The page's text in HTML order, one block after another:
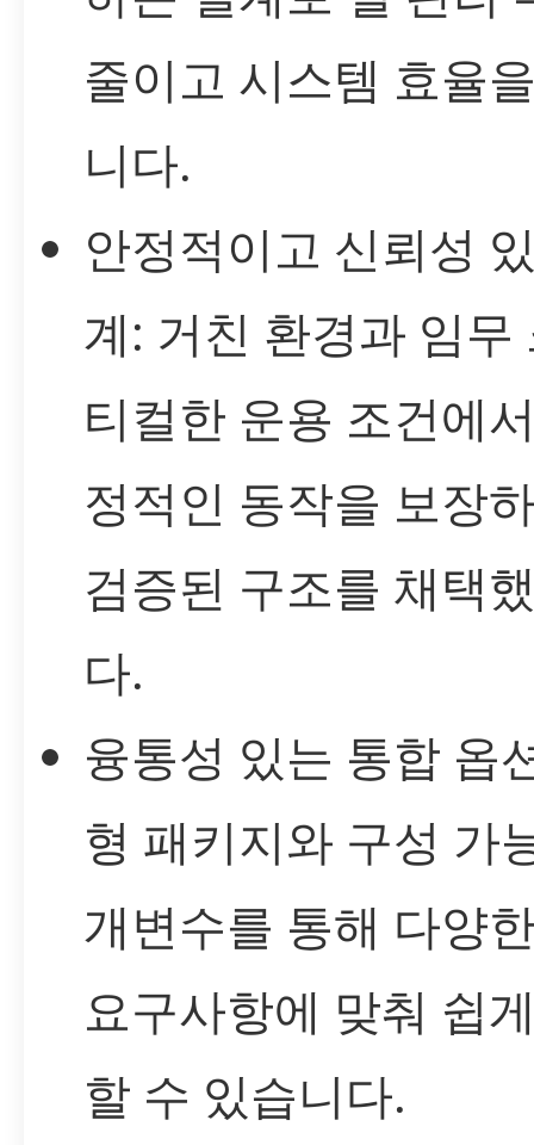
줄이고 시스템 효율
니다.
안정적이고 신뢰성
계: 거친 환경과 임무
티컬한 운용 조건에
정적인 동작을 보장
검증된 구조를 채택
다.
융통성 있는 통합 옵
형 패키지와 구성 가
개변수를 통해 다양
요구사항에 맞춰 쉽
할 수 있습니다.